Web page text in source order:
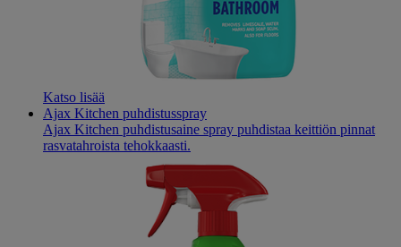
Katso lisää
Ajax Kitchen puhdistusspray
Ajax Kitchen puhdistusaine spray puhdistaa keittiön pinnat
rasvatahroista tehokkaasti.